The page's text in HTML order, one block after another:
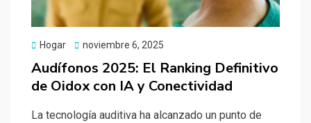
Hogar
Publicado
noviembre 6, 2025
Audífonos 2025: El Ranking Definitivo
de Oidox con IA y Conectividad
La tecnología auditiva ha alcanzado un punto de